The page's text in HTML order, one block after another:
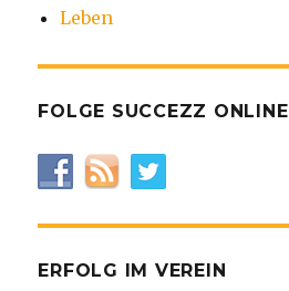
Leben
FOLGE SUCCEZZ ONLINE
ERFOLG IM VEREIN